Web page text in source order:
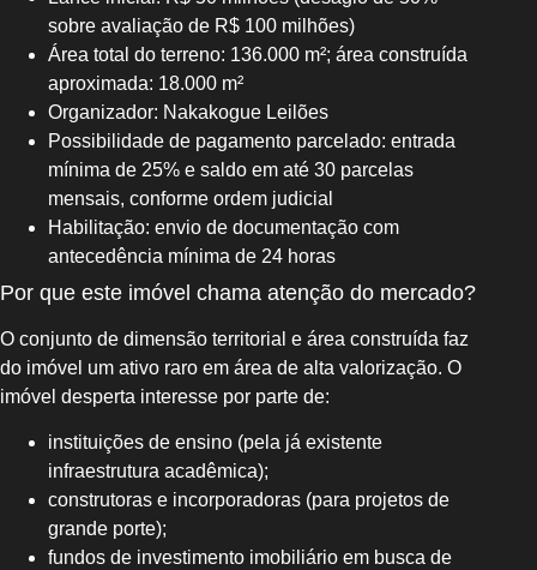
sobre avaliação de R$ 100 milhões)
Área total do terreno: 136.000 m²; área construída
aproximada: 18.000 m²
Organizador: Nakakogue Leilões
Possibilidade de pagamento parcelado: entrada
mínima de 25% e saldo em até 30 parcelas
mensais, conforme ordem judicial
Habilitação: envio de documentação com
antecedência mínima de 24 horas
Por que este imóvel chama atenção do mercado?
O conjunto de dimensão territorial e área construída faz
do imóvel um ativo raro em área de alta valorização. O
imóvel desperta interesse por parte de:
instituições de ensino (pela já existente
infraestrutura acadêmica);
construtoras e incorporadoras (para projetos de
grande porte);
fundos de investimento imobiliário em busca de